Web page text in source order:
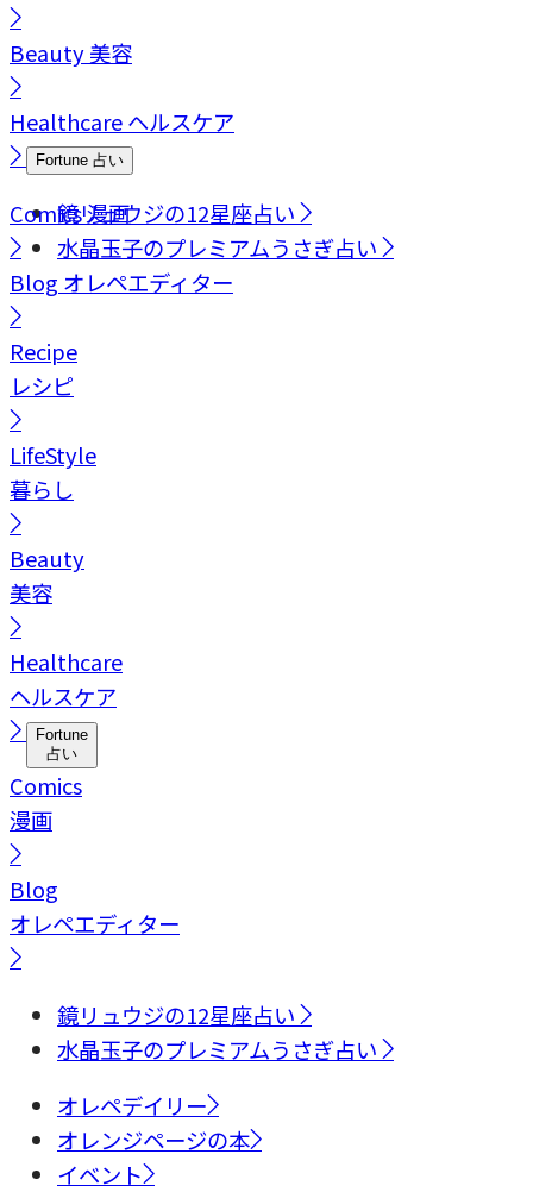
Beauty美容
Healthcareヘルスケア
Fortune 占い
鏡リュウジの12星座占い
水晶玉子のプレミアムうさぎ占い
Comics漫画
Blog オレペエディター
Recipe
レシピ
LifeStyle
暮らし
Beauty
美容
Healthcare
ヘルスケア
Fortune
占い
Comics
漫画
Blog
オレペエディター
鏡リュウジの12星座占い
水晶玉子のプレミアムうさぎ占い
オレペデイリー
オレンジページの本
イベント